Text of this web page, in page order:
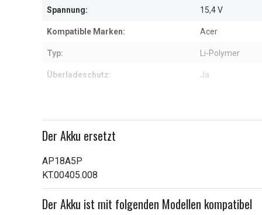
Spannung: 15,4 V
Kompatible Marken: Acer
Typ: Li-Polymer
Überladeschutz: Ja
Kapazität: 4550 mAh
Der Akku ersetzt
AP18A5P
KT.00405.008
Der Akku ist mit folgenden Modellen kompatibel